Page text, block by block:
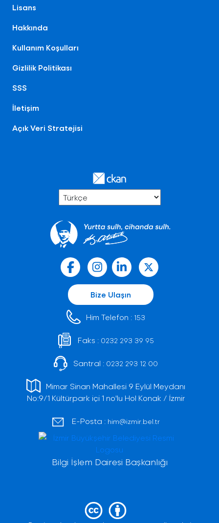
Lisans
Hakkında
Kullanım Koşulları
Gizlilik Politikası
SSS
İletişim
Açık Veri Stratejisi
Bize Ulaşın
Him Telefon : 153
Faks : 0232 293 39 95
Santral : 0232 293 12 00
Mimar Sinan Mahallesi 9 Eylül Meydanı
No:9/1 Kültürpark içi 1 no'lu Hol Konak / İzmir
E-Posta : him@izmir.bel.tr
Bilgi İşlem Dairesi Başkanlığı